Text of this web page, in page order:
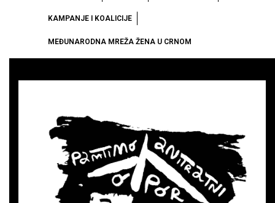
KAMPANJE I KOALICIJE
MEĐUNARODNA MREŽA ŽENA U CRNOM